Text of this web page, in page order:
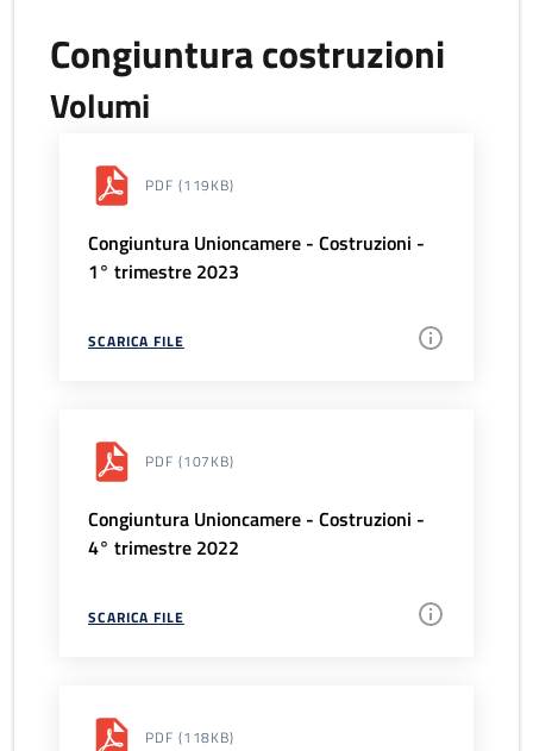
Congiuntura costruzioni
Volumi
PDF (119KB)
Congiuntura Unioncamere - Costruzioni -
1° trimestre 2023
SCARICA FILE
PDF (107KB)
Congiuntura Unioncamere - Costruzioni -
4° trimestre 2022
SCARICA FILE
PDF (118KB)